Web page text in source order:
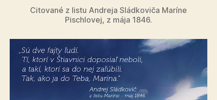
Citované z listu Andreja Sládkoviča Maríne
Pischlovej, z mája 1846.